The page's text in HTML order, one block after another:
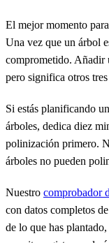
El mejor momento
Una vez que un árbol
comprometido. Añadir
pero significa otros
Si estás planificando
árboles, dedica diez
polinización primero.
árboles no pueden
Nuestro comprobador
con datos completos
de lo que has plantado,